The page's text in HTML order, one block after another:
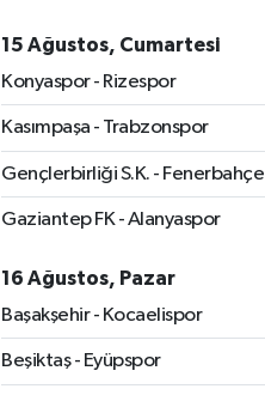
15 Ağustos, Cumartesi
Konyaspor - Rizespor
Kasımpaşa - Trabzonspor
Gençlerbirliği S.K. - Fenerbahçe
Gaziantep FK - Alanyaspor
16 Ağustos, Pazar
Başakşehir - Kocaelispor
Beşiktaş - Eyüpspor